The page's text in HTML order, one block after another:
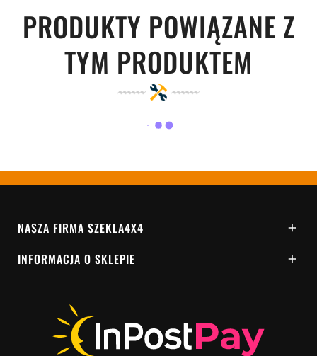
PRODUKTY POWIĄZANE Z
TYM PRODUKTEM
NASZA FIRMA SZEKLA4X4 
INFORMACJA O SKLEPIE 